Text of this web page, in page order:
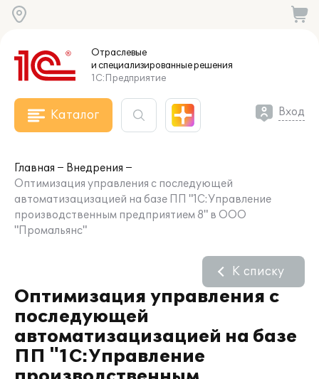
Отраслевые
и специализированныерешения
1С:Предприятие
Каталог Вход
Главная
Внедрения
Оптимизация управления с последующей
автоматизацизацией на базе ПП "1С:Управление
производственным предприятием 8" в ООО
"Промальянс"
Оптимизация управления с
последующей
автоматизацизацией на базе
ПП "1С:Управление
К списку